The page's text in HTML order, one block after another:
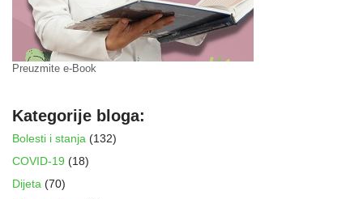
Preuzmite e-Book
Kategorije bloga:
Bolesti i stanja (132)
COVID-19 (18)
Dijeta (70)